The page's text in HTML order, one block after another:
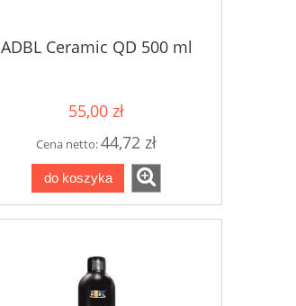
ADBL Ceramic QD 500 ml
55,00 zł
Cena netto:44,72 zł
do koszyka